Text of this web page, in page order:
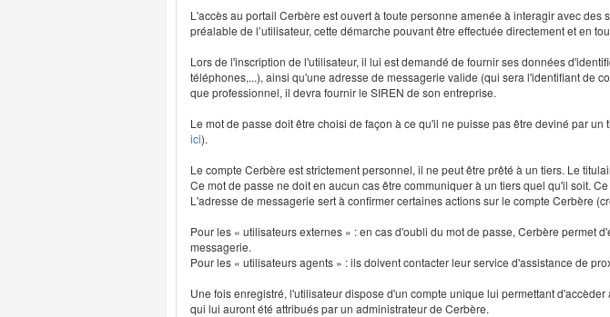
L'accès au portail Cerbère est ouvert à toute personne amenée à interagir avec
préalable de l’utilisateur, cette démarche pouvant être effectuée directement et en
Lors de l'inscription de l'utilisateur, il lui est demandé de fournir ses données
téléphones,...), ainsi qu'une adresse de messagerie valide (qui sera l'identifiant de
que professionnel, il devra fournir le SIREN de son entreprise.
Le mot de passe doit être choisi de façon à ce qu'il ne puisse pas être deviné par
ici).
Le compte Cerbère est strictement personnel, il ne peut être prêté à un tiers. Le
Ce mot de passe ne doit en aucun cas être communiquer à un tiers quel qu'il soit.
L'adresse de messagerie sert à confirmer certaines actions sur le compte Cerbère
Pour les « utilisateurs externes » : en cas d'oubli du mot de passe, Cerbère
messagerie.
Pour les « utilisateurs agents » : ils doivent contacter leur service d'assistance de
Une fois enregistré, l'utilisateur dispose d'un compte unique lui permettant
qui lui auront été attribués par un administrateur de Cerbère.